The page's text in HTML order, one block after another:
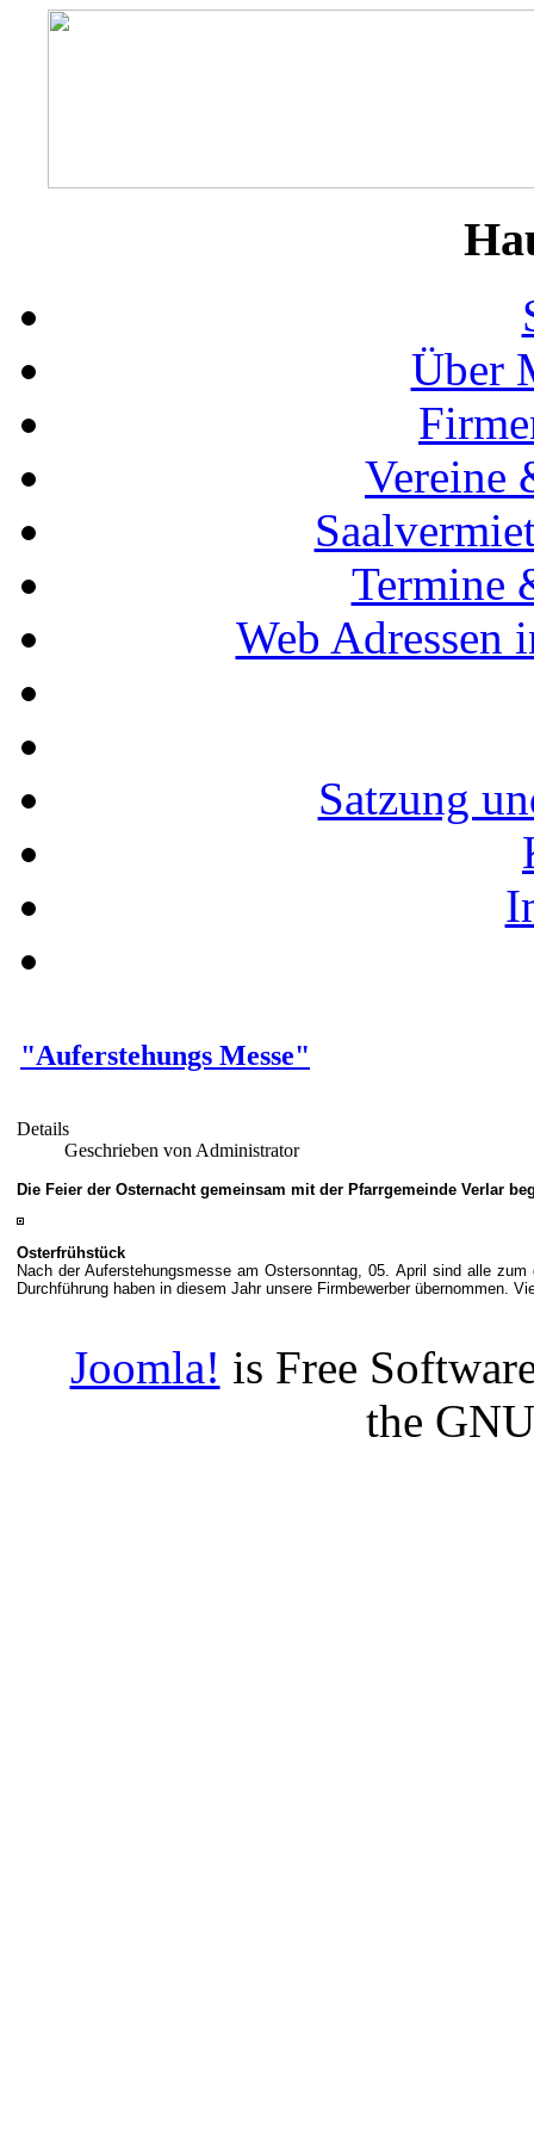
Über
Vereine
Termine
Web Adressen
Satzung
"Auferstehungs Messe"
Details
Geschrieben von Administrator
Die Feier der Osternacht gemeinsam mit der Pfarrgemeinde Verlar
Osterfrühstück
Nach der Auferstehungsmesse am Ostersonntag, 05. April sind alle
Durchführung haben in diesem Jahr unsere Firmbewerber übernommen.
Joomla! is Free
the